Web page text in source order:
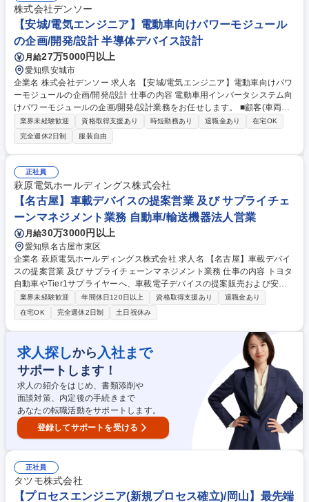
げ・試運転・引き渡し ■技術担当として打合せへの同行 ※基本的には自社
内作業ですが、打合せ同行や客先での試運転・引き渡し等で出張が発生し
ます 募集職種 【大阪/設計・製造(CAD経験者)】もの作りの安全を支える
検査機器◎年休124
株式会社デンソー
【安城/電気エンジニア】電動車向けパワーモジュール
の企画/開発/設計 半導体デバイス設計
月給27万5000円以上
愛知県安城市
企業名 株式会社デンソー 求人名 【安城/電気エンジニア】電動車向けパワ
ーモジュールの企画/開発/設計 仕事の内容 電動車用インバータシステム向
けパワーモジュールの企画/開発/設計業務をお任せします。 ■顧客(車両メ
ーカ＆社内システム部署)への製品提案＆技術折衝 ■市場/システム/電力変
換技術の動向や競合の製品＆技術調査＆分析 ■パワー半導体素子など構成
コア部品の企画＆仕様検討 ■パワーモジュールのパッケージ開発、材料技
術開発 ■DX活用によるパワーモジュール開発/設計の効率化推進 ■有力な
構成部材のサプライヤ選定とアライアンス形態の検討 募集職種 【安城/電
気エンジニア】電動車向けパワーモジュールの企画/開発/設計
業界未経験歓迎 資格取得支援あり 時短勤務あり 退職金あり
在宅OK
完全週休2日制
服装自由
正社員
萩原電気ホールディングス株式会社
【名古屋】車載デバイスの提案営業 及び サプライチェ
ーンマネジメント業務 自動車/輸送機器法人営業
月給30万3000円以上
愛知県名古屋市東区
企業名 萩原電気ホールディングス株式会社 求人名 【名古屋】車載デバイ
スの提案営業 及び サプライチェーンマネジメント業務 仕事の内容 トヨタ
自動車やTier1サプライヤーへ、車載電子デバイスの提案販売および安定
供給を担うサプライチェーンマネジメント（SCM）に従事。顧客・メーカ
ー間の調整や予実管理、QCD対応を幅広くお任せします。 ■仕入先製品の
拡販およびニーズ発掘 ■顧客・メーカー・社内間の窓口調整業務 ■予実管
理およびQCD対応（品質・コスト・納期） ■社内外向けプレゼンテーショ
ンおよび資料作成 ■ロジスティックス部門との連携による安定供給体制の
構築 【魅力】国内外の大手半導体メーカーと自動車業界を繋ぎ、最先端技
術の普及を支えるやりがいがあります。 募集職種 【名古屋】車載デバイ
スの提案営業 及び サプライチェーンマネジメント業務
業界未経験歓迎 年間休日120日以上 資格取得支援あり
退職金あり
在宅OK
完全週休2日制 土日祝休み
求人探しから 入社まで
サポートします！
求人の紹介をはじめ、書類添削や
面談対策、内定後の手続きまで
あなたの転職活動をサポートします。
登録してサポートを受ける
正社員
タツモ株式会社
【プロセスエンジニア(新規プロセス確立)/岡山】最先端